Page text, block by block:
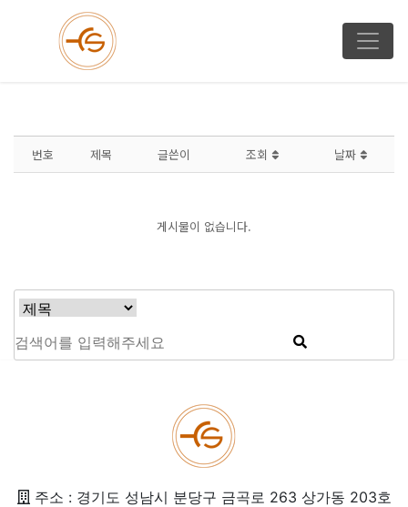
번호 제목 글쓴이 조회 날짜
게시물이 없습니다.
주소 : 경기도 성남시 분당구 금곡로 263 상가동 203호